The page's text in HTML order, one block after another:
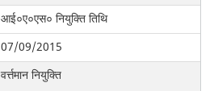
आई०ए०एस० नियुक्ति तिथि
07/09/2015
वर्त्तमान नियुक्ति